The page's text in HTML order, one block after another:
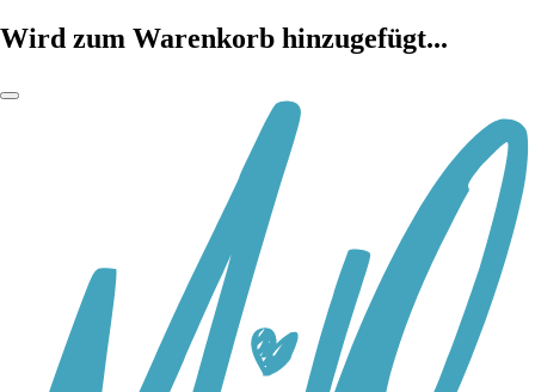
Wird zum Warenkorb hinzugefügt...